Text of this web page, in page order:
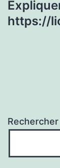
https://
Rechercher